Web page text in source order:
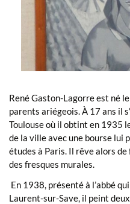
René Gaston-Lagorre est né
parents ariégeois. À 17 ans il
Toulouse où il obtint en 1935
de la ville avec une bourse lui
études à Paris. Il rêve alors
des fresques murales.
En 1938, présenté à l’abbé
Laurent-sur-Save, il peint